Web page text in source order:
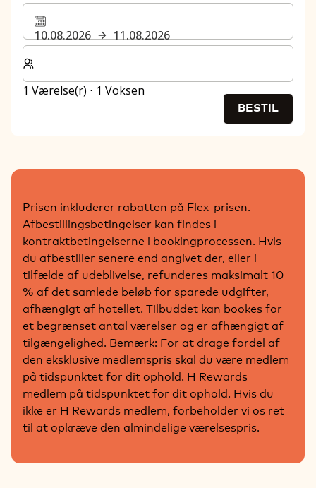
10.08.2026
11.08.2026
Vælg antal værelser og gæster til dit ophold
1 Værelse(r) ⋅ 1 Voksen
BESTIL
Prisen inkluderer rabatten på Flex-prisen.
Afbestillingsbetingelser kan findes i
kontraktbetingelserne i bookingprocessen. Hvis
du afbestiller senere end angivet der, eller i
tilfælde af udeblivelse, refunderes maksimalt 10
% af det samlede beløb for sparede udgifter,
afhængigt af hotellet. Tilbuddet kan bookes for
et begrænset antal værelser og er afhængigt af
tilgængelighed. Bemærk: For at drage fordel af
den eksklusive medlemspris skal du være medlem
på tidspunktet for dit ophold. H Rewards
medlem på tidspunktet for dit ophold. Hvis du
ikke er H Rewards medlem, forbeholder vi os ret
til at opkræve den almindelige værelsespris.